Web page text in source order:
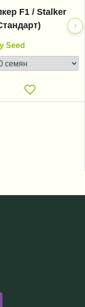
F1 / Stalker
Seed